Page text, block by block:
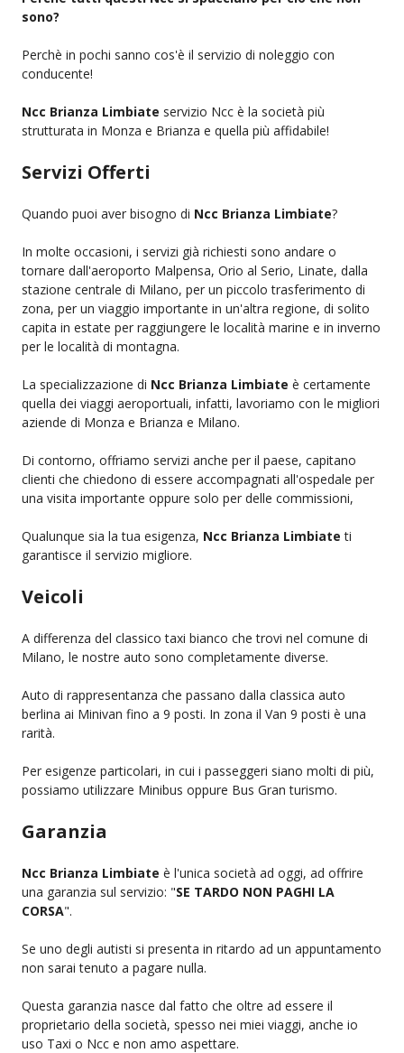
sono?
Perchè in pochi sanno cos'è il servizio di noleggio con
conducente!
Ncc Brianza Limbiate servizio Ncc è la società più
strutturata in Monza e Brianza e quella più affidabile!
Servizi Offerti
Quando puoi aver bisogno di Ncc Brianza Limbiate?
In molte occasioni, i servizi già richiesti sono andare o
tornare dall'aeroporto Malpensa, Orio al Serio, Linate, dalla
stazione centrale di Milano, per un piccolo trasferimento di
zona, per un viaggio importante in un'altra regione, di solito
capita in estate per raggiungere le località marine e in inverno
per le località di montagna.
La specializzazione di Ncc Brianza Limbiate è certamente
quella dei viaggi aeroportuali, infatti, lavoriamo con le migliori
aziende di Monza e Brianza e Milano.
Di contorno, offriamo servizi anche per il paese, capitano
clienti che chiedono di essere accompagnati all'ospedale per
una visita importante oppure solo per delle commissioni,
Qualunque sia la tua esigenza, Ncc Brianza Limbiate ti
garantisce il servizio migliore.
Veicoli
A differenza del classico taxi bianco che trovi nel comune di
Milano, le nostre auto sono completamente diverse.
Auto di rappresentanza che passano dalla classica auto
berlina ai Minivan fino a 9 posti. In zona il Van 9 posti è una
rarità.
Per esigenze particolari, in cui i passeggeri siano molti di più,
possiamo utilizzare Minibus oppure Bus Gran turismo.
Garanzia
Ncc Brianza Limbiate è l'unica società ad oggi, ad offrire
una garanzia sul servizio: "SE TARDO NON PAGHI LA
CORSA".
Se uno degli autisti si presenta in ritardo ad un appuntamento
non sarai tenuto a pagare nulla.
Questa garanzia nasce dal fatto che oltre ad essere il
proprietario della società, spesso nei miei viaggi, anche io
uso Taxi o Ncc e non amo aspettare.